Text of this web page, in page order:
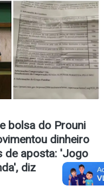
bolsa do Prouni
dinheiro
de aposta: 'Jogo
diz